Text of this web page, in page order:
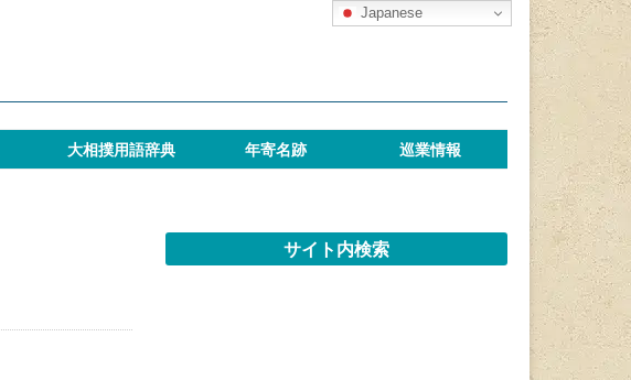
大相撲用語辞典 年寄名跡 巡業情報
サイト内検索
Japanese